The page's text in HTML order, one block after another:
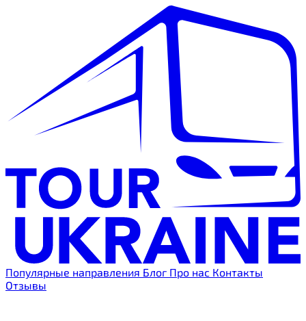
Популярные направления Блог Про нас Контакты
Отзывы